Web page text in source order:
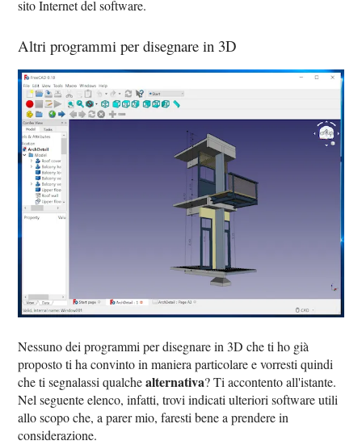
sito Internet del software.
Altri programmi per disegnare in 3D
Nessuno dei programmi per disegnare in 3D che ti ho già
proposto ti ha convinto in maniera particolare e vorresti quindi
che ti segnalassi qualchealternativa? Ti accontento all'istante.
Nel seguente elenco, infatti, trovi indicati ulteriori software utili
allo scopo che, a parer mio, faresti bene a prendere in
considerazione.